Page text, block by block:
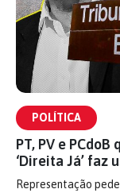
POLÍTICA
PT, PV e
‘Direita Já’ faz
Representação